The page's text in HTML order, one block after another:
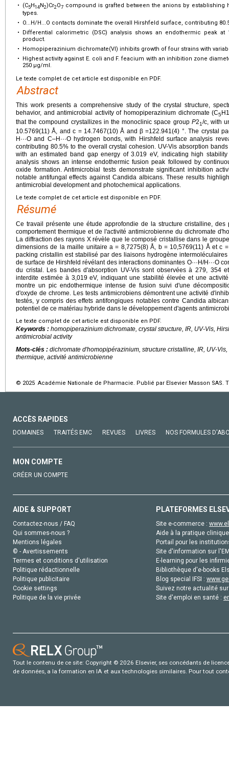
•
(C5H14N2)Cr2 O7 compound is grafted between the anions by establishing
types.
•
O...H/H...O contacts dominate the overall Hirshfeld surface, contributing
•
Differential calorimetric (DSC) analysis shows an endothermic peak
product.
•
Homopiperazinium dichromate(VI) inhibits growth of four strains with
•
Highest activity against E. coli and F. feacium with an inhibition zone
250 µg/ml.
Le texte complet de cet article est disponible en PDF.
Abstract
This work presents a comprehensive study of the crystal structure,
behavior, and antimicrobial activity of homopiperazinium dichromate (C5
that the compound crystallizes in the monoclinic space group P21/c, with
10.5769(11) Å, and c = 14.7467(10) Å and β =122.941(4) °. The crystal
H···O and C–H···O hydrogen bonds, with Hirshfeld surface analysis
contributing 80.5% to the overall crystal cohesion. UV-Vis absorption
with an estimated band gap energy of 3.019 eV, indicating high
analysis shows an intense endothermic fusion peak followed by
oxide formation. Antimicrobial tests demonstrate significant inhibition
notable antifungal effects against Candida albicans. These results
antimicrobial development and photochemical applications.
Le texte complet de cet article est disponible en PDF.
Résumé
Ce travail présente une étude approfondie de la structure cristalline, des
comportement thermique et de l'activité antimicrobienne du dichromate
La diffraction des rayons X révèle que le composé cristallise dans le
dimensions de la maille unitaire a = 8,7275(8) Å, b = 10,5769(11) Å et c
packing cristallin est stabilisé par des liaisons hydrogène intermoléculaires
de surface de Hirshfeld révélant des interactions dominantes O···H/H···O
du cristal. Les bandes d'absorption UV-Vis sont observées à 279, 354
interdite estimée à 3,019 eV, indiquant une stabilité élevée et une
montre un pic endothermique intense de fusion suivi d'une
d'oxyde de chrome. Les tests antimicrobiens démontrent une activité
testés, y compris des effets antifongiques notables contre Candida
potentiel de ce matériau hybride dans le développement d'agents
Le texte complet de cet article est disponible en PDF.
Keywords : homopiperazinium dichromate, crystal structure, IR, UV-Vis,
antimicrobial activity
Mots-clés : dichromate d'homopipérazinium, structure cristalline, IR, UV-
thermique, activité antimicrobienne
© 2025 Académie Nationale de Pharmacie. Publié par Elsevier Masson SAS.
ACCÈS RAPIDES
DOMAINES TRAITÉS EMC REVUES LIVRES NOS FORMULES
MON COMPTE
CRÉER UN COMPTE
AIDE & SUPPORT
Contactez-nous / FAQ
Qui sommes-nous ?
Mentions légales
© - Avertissements
Termes et conditions d'utilisation
Politique rédactionnelle
Politique publicitaire
Cookie settings
Politique de la vie privée
PLATEFORMES
Site e-commerce :
Aide à la pratique
Portail pour les
Site d'information sur
E-learning pour les
Bibliothèque d'e-books
Blog special IFSI :
Suivez notre actualité
Site d'emploi en santé :
Tout le contenu de ce site: Copyright © 2026 Elsevier, ses concédants de
de données, a la formation en IA et aux technologies similaires. Pour tout